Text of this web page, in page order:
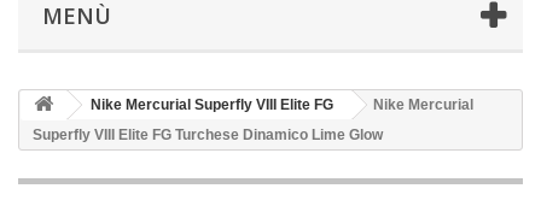
MENÙ
Nike Mercurial Superfly VIII Elite FG
Nike Mercurial
Superfly VIII Elite FG Turchese Dinamico Lime Glow